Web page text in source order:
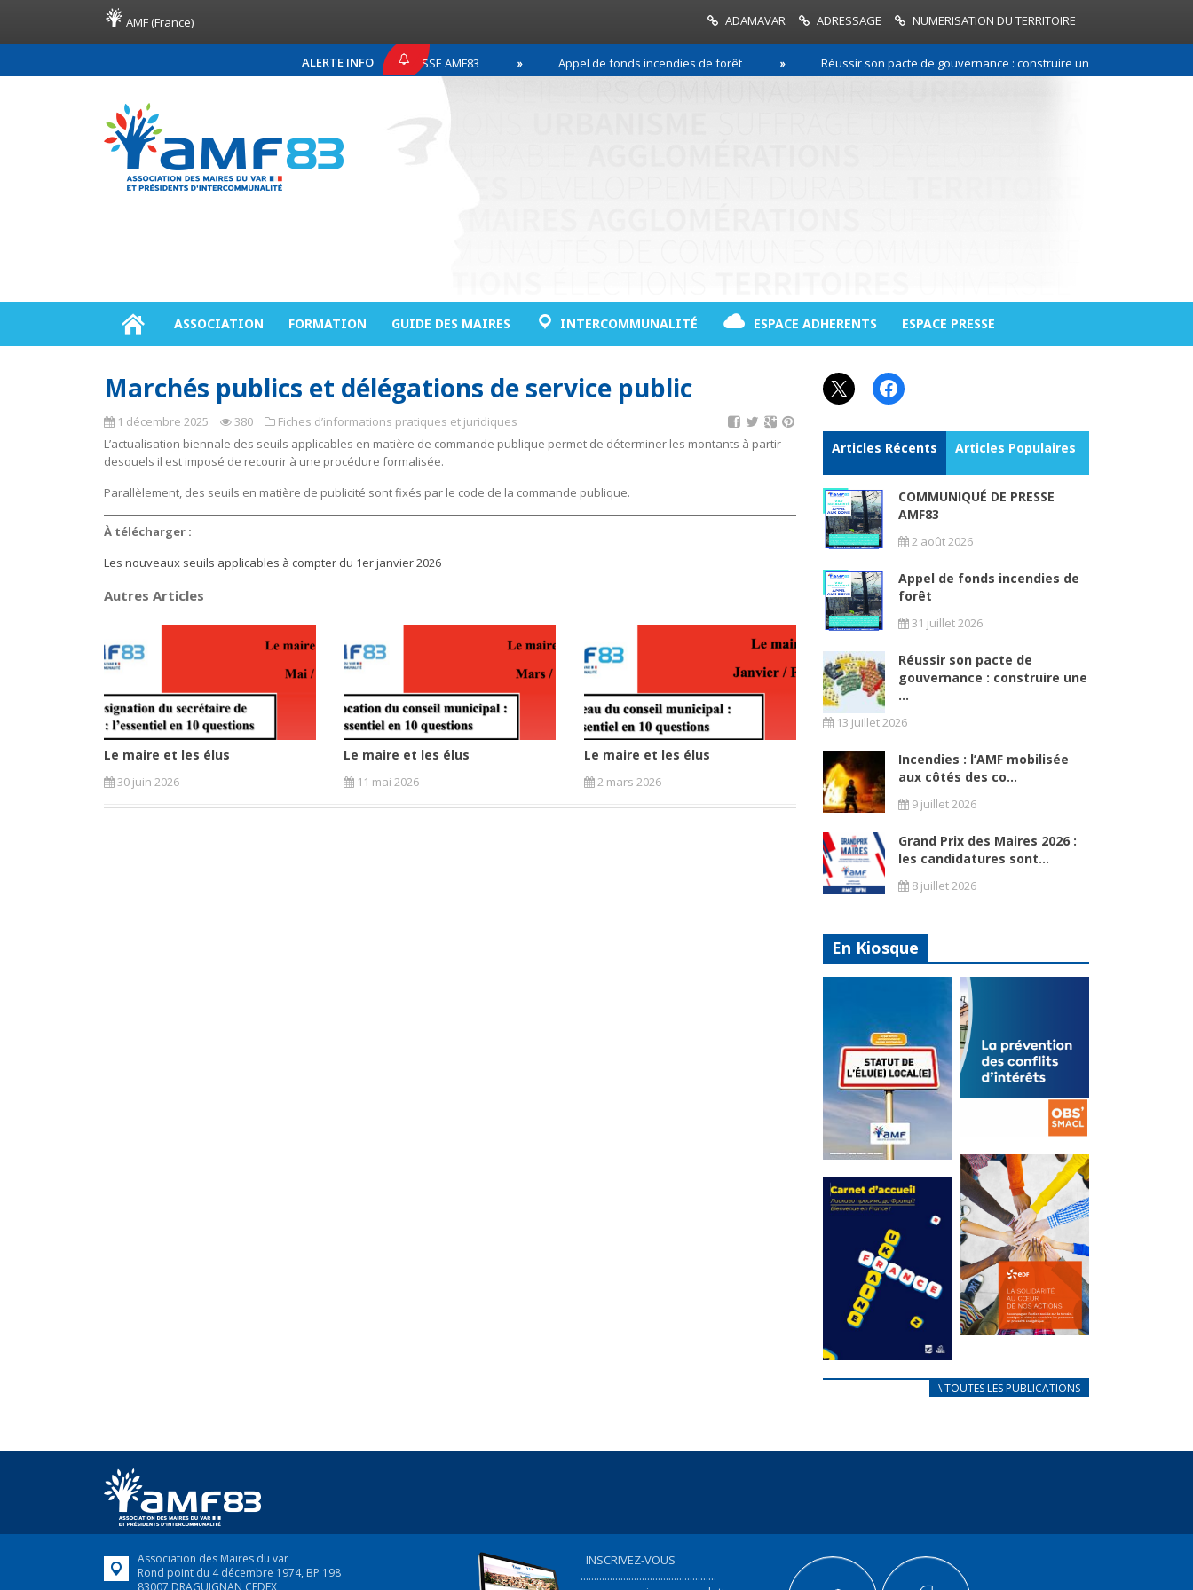
AMF (France) ADAMAVAR ADRESSAGE NUMERISATION DU TERRITOIRE
ALERTE INFO
COMMUNIQUÉ DE PRESSE AMF83 Appel de fonds incendies de forêt Réussir son pacte de gouvernance : construire une relation de
ASSOCIATION FORMATION GUIDE DES MAIRES INTERCOMMUNALITÉ ESPACE ADHERENTS ESPACE PRESSE
Marchés publics et délégations de service public
1 décembre 2025 380
Fiches d’informations pratiques et juridiques
L’actualisation biennale des seuils applicables en matière de commande publique permet de déterminer les montants à partir
desquels il est imposé de recourir à une procédure formalisée.
Parallèlement, des seuils en matière de publicité sont fixés par le code de la commande publique.
À télécharger :
Les nouveaux seuils applicables à compter du 1er janvier 2026
Autres Articles
Le maire et les élus
30 juin 2026
Le maire et les élus
11 mai 2026
Le maire et les élus
2 mars 2026
X Facebook
Articles Récents Articles Populaires
COMMUNIQUÉ DE PRESSE
AMF83
2 août 2026
Appel de fonds incendies de
forêt
31 juillet 2026
Réussir son pacte de
gouvernance : construire une
...
13 juillet 2026
Incendies : l’AMF mobilisée
aux côtés des co...
9 juillet 2026
Grand Prix des Maires 2026 :
les candidatures sont...
8 juillet 2026
En Kiosque
Statut de
l’élu local
Mise à jour avril
2024
FEUILLETER
La
prévention
des conflits
d’intérêts
18 septembre 2023
FEUILLETER
au coeur de
nos actions
en France,...
FEUILLETER
\ TOUTES LES PUBLICATIONS
Association des Maires du var
Rond point du 4 décembre 1974, BP 198
83007 DRAGUIGNAN CEDEX
INSCRIVEZ-VOUS
...................................................